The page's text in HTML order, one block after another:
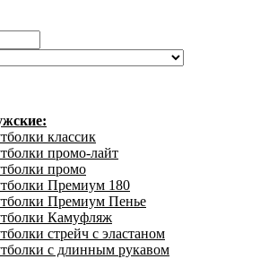
классик
промо-лайт
промо
Премиум 180
Премиум Пенье
Камуфляж
стрейч с эластаном
с длинным рукавом